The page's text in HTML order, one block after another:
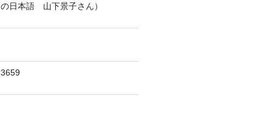
日本語 山下景子さん）